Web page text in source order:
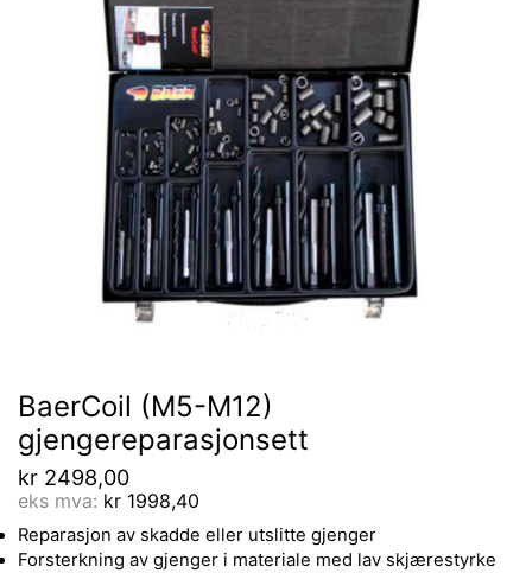
BaerCoil (M5-M12)
gjengereparasjonsett
kr 2498,00
eks mva: kr 1998,40
Reparasjon av skadde eller utslitte gjenger
Forsterkning av gjenger i materiale med lav skjærestyrke